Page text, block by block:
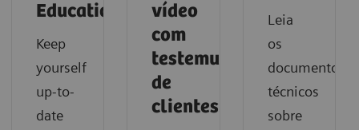
Education
Keep
yourself
up-to-
date
vídeo
com
testemunhos
de
clientes.
Leia
os
documentos
técnicos
sobre